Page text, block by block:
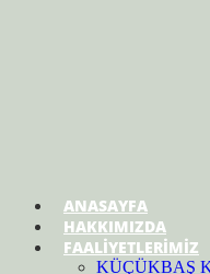
ANASAYFA
HAKKIMIZDA
FAALİYETLERİMİZ
KÜÇÜKBAŞ